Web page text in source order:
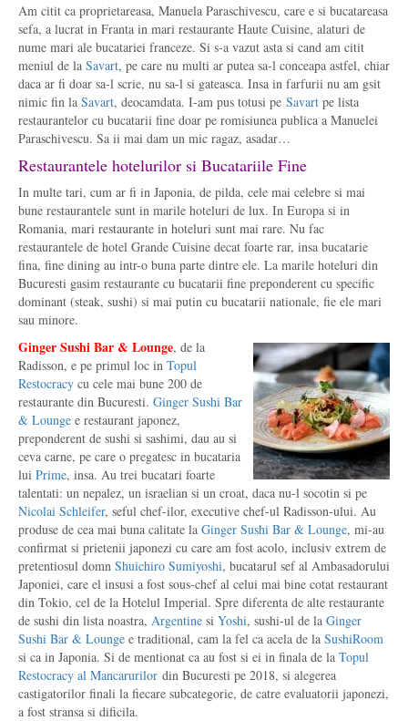
Am citit ca proprietareasa, Manuela Paraschivescu, care e si bucatareasa
sefa, a lucrat in Franta in mari restaurante Haute Cuisine, alaturi de
nume mari ale bucatariei franceze. Si s-a vazut asta si cand am citit
meniul de la Savart, pe care nu multi ar putea sa-l conceapa astfel, chiar
daca ar fi doar sa-l scrie, nu sa-l si gateasca. Insa in farfurii nu am gsit
nimic fin la Savart, deocamdata. I-am pus totusi pe Savart pe lista
restaurantelor cu bucatarii fine doar pe romisiunea publica a Manuelei
Paraschivescu. Sa ii mai dam un mic ragaz, asadar…
Restaurantele hotelurilor si Bucatariile Fine
In multe tari, cum ar fi in Japonia, de pilda, cele mai celebre si mai
bune restaurantele sunt in marile hoteluri de lux. In Europa si in
Romania, mari restaurante in hoteluri sunt mai rare. Nu fac
restaurantele de hotel Grande Cuisine decat foarte rar, insa bucatarie
fina, fine dining au intr-o buna parte dintre ele. La marile hoteluri din
Bucuresti gasim restaurante cu bucatarii fine preponderent cu specific
dominant (steak, sushi) si mai putin cu bucatarii nationale, fie ele mari
sau minore.
Ginger Sushi Bar & Lounge, de la
Radisson, e pe primul loc in Topul
Restocracy cu cele mai bune 200 de
restaurante din Bucuresti. Ginger Sushi Bar
& Lounge e restaurant japonez,
preponderent de sushi si sashimi, dau au si
ceva carne, pe care o pregatesc in bucataria
lui Prime, insa. Au trei bucatari foarte
talentati: un nepalez, un israelian si un croat, daca nu-l socotin si pe
Nicolai Schleifer, seful chef-ilor, executive chef-ul Radisson-ului. Au
produse de cea mai buna calitate la Ginger Sushi Bar & Lounge, mi-au
confirmat si prietenii japonezi cu care am fost acolo, inclusiv extrem de
pretentiosul domn Shuichiro Sumiyoshi, bucatarul sef al Ambasadorului
Japoniei, care el insusi a fost sous-chef al celui mai bine cotat restaurant
din Tokio, cel de la Hotelul Imperial. Spre diferenta de alte restaurante
de sushi din lista noastra, Argentine si Yoshi, sushi-ul de la Ginger
Sushi Bar & Lounge e traditional, cam la fel ca acela de la SushiRoom
si ca in Japonia. Si de mentionat ca au fost si ei in finala de la Topul
Restocracy al Mancarurilor din Bucuresti pe 2018, si alegerea
castigatorilor finali la fiecare subcategorie, de catre evaluatorii japonezi,
a fost stransa si dificila.